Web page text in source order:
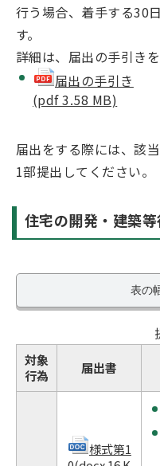
行う場合、着手する30
す。
詳細は、届出の手引き
届出の手引き
(pdf 3.58 MB)
届出をする際には、該
1部提出してください。
住宅の開発・建築
表の
対象
行為
届出書
様式第1